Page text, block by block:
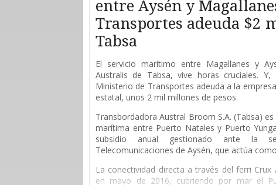
entre Aysén y
Transportes adeuda $2
Tabsa
El servicio marítimo entre Magallanes y
Australis de Tabsa, vive horas cruciales.
Ministerio de Transportes adeuda a la
estatal, unos 2 mil millones de pesos.
Transbordadora Austral Broom S.A. (Tabsa)
marítima entre Puerto Natales y Puerto
subsidio anual gestionado ante la
Telecomunicaciones de Aysén, que actúa
La conectividad directa a través del ferri
en mayo de 2016, cubriendo por mar el